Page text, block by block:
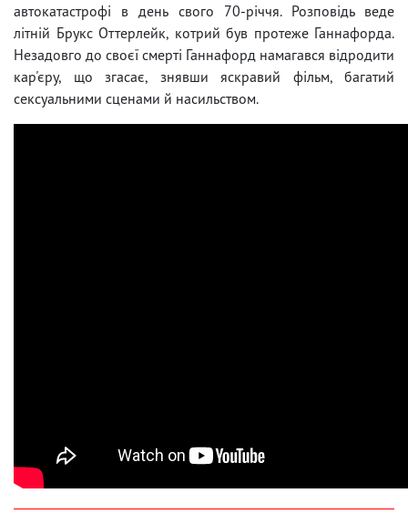
автокатастрофі в день свого 70-річчя. Розповідь веде
літній Брукс Оттерлейк, котрий був протеже Ганнафорда.
Незадовго до своєї смерті Ганнафорд намагався відродити
кар'єру, що згасає, знявши яскравий фільм, багатий
сексуальними сценами й насильством.